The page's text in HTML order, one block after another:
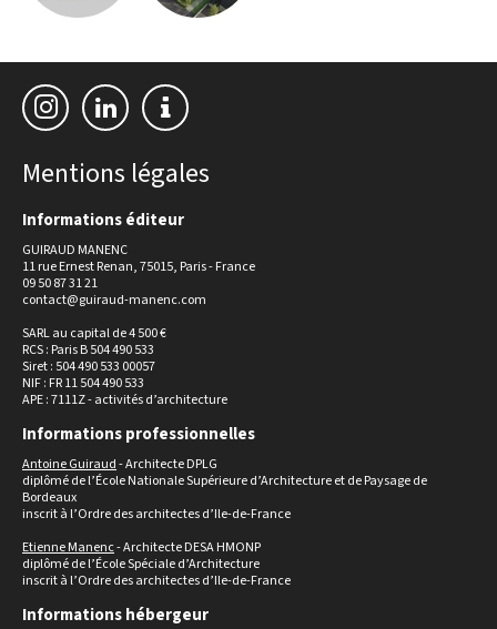
Mentions légales
Informations éditeur
GUIRAUD MANENC
11 rue Ernest Renan, 75015, Paris - France
09 50 87 31 21
contact@guiraud-manenc.com
SARL au capital de 4 500 €
RCS : Paris B 504 490 533
Siret : 504 490 533 00057
NIF : FR 11 504 490 533
APE : 7111Z - activités d’architecture
Informations professionnelles
Antoine Guiraud- Architecte DPLG
diplômé de l’École Nationale Supérieure d’Architecture et de Paysage de
Bordeaux
inscrit à l’Ordre des architectes d’Ile-de-France
Etienne Manenc- Architecte DESA HMONP
diplômé de l’École Spéciale d’Architecture
inscrit à l’Ordre des architectes d’Ile-de-France
Informations hébergeur